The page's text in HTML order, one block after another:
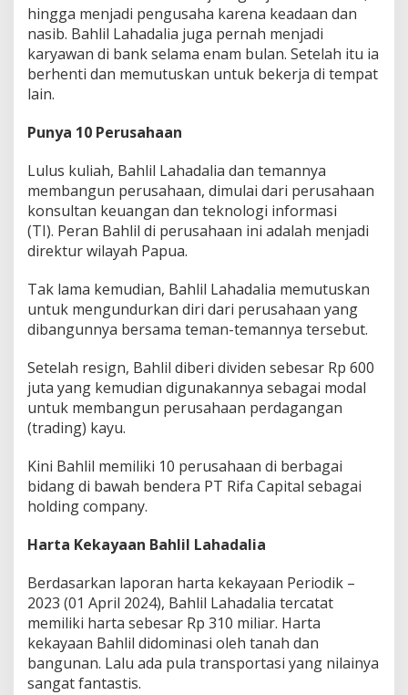
hingga menjadi pengusaha karena keadaan dan
nasib. Bahlil Lahadalia juga pernah menjadi
karyawan di bank selama enam bulan. Setelah itu ia
berhenti dan memutuskan untuk bekerja di tempat
lain.
Punya 10 Perusahaan
Lulus kuliah, Bahlil Lahadalia dan temannya
membangun perusahaan, dimulai dari perusahaan
konsultan keuangan dan teknologi informasi
(TI). Peran Bahlil di perusahaan ini adalah menjadi
direktur wilayah Papua.
Tak lama kemudian, Bahlil Lahadalia memutuskan
untuk mengundurkan diri dari perusahaan yang
dibangunnya bersama teman-temannya tersebut.
Setelah resign, Bahlil diberi dividen sebesar Rp 600
juta yang kemudian digunakannya sebagai modal
untuk membangun perusahaan perdagangan
(trading) kayu.
Kini Bahlil memiliki 10 perusahaan di berbagai
bidang di bawah bendera PT Rifa Capital sebagai
holding company.
Harta Kekayaan Bahlil Lahadalia
Berdasarkan laporan harta kekayaan Periodik –
2023 (01 April 2024), Bahlil Lahadalia tercatat
memiliki harta sebesar Rp 310 miliar. Harta
kekayaan Bahlil didominasi oleh tanah dan
bangunan. Lalu ada pula transportasi yang nilainya
sangat fantastis.